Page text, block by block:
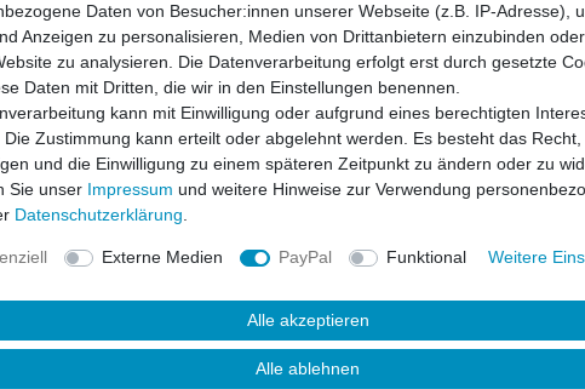
Wunschliste
* inkl. ges. MwSt. zzgl.
Daten von Besucher:innen unserer Webseite (z.B. IP-Adresse),
Anzeigen zu personalisieren, Medien von Drittanbietern einzubinden
zu analysieren. Die Datenverarbeitung erfolgt erst durch gesetzte
Daten mit Dritten, die wir in den Einstellungen benennen.
kann mit Einwilligung oder aufgrund eines berechtigten
Zustimmung kann erteilt oder abgelehnt werden. Es besteht das Recht,
und die Einwilligung zu einem späteren Zeitpunkt zu ändern oder zu
Sie unser Impressum und weitere Hinweise zur Verwendung
Daten­schutz­erklärung
Externe Medien PayPal Funktional Weitere
Alle akzeptieren
Alle ablehnen